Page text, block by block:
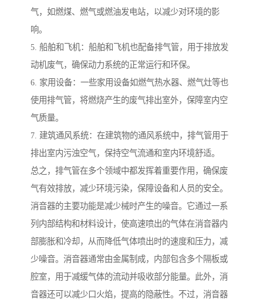
气，如燃煤、燃气或燃油发电站，以减少对环境的影
响。
5. 船舶和飞机：船舶和飞机也配备排气管，用于排放发
动机废气，确保动力系统的正常运行和环保。
6. 家用设备：一些家用设备如燃气热水器、燃气灶等也
使用排气管，将燃烧产生的废气排出室外，保障室内空
气质量。
7. 建筑通风系统：在建筑物的通风系统中，排气管用于
排出室内污浊空气，保持空气流通和室内环境舒适。
总之，排气管在多个领域中都发挥着重要作用，确保废
气有效排放，减少环境污染，保障设备和人员的安全。
消音器的主要功能是减少械时产生的噪音。它通过一系
列内部结构和材料设计，使高速喷出的气体在消音器内
部膨胀和冷却，从而降低气体喷出时的速度和压力，减
少噪音。消音器通常由金属制成，内部包含多个隔板或
腔室，用于减缓气体的流动并吸收部分能量。此外，消
音器还可以减少口火焰，提高的隐蔽性。不过，消音器